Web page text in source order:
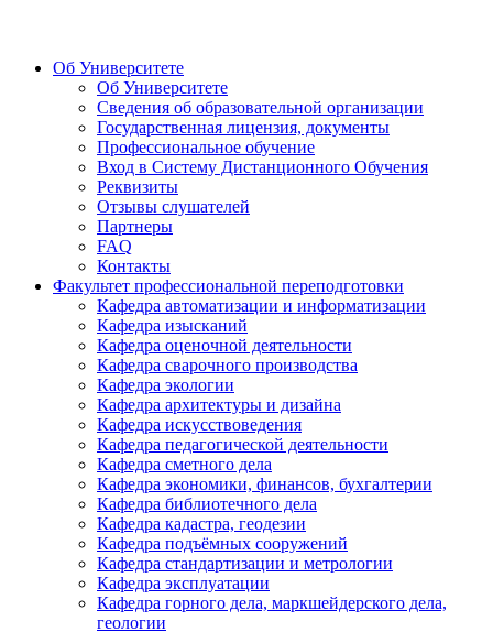
Об Университете
Об Университете
Сведения об образовательной организации
Государственная лицензия, документы
Профессиональное обучение
Вход в Систему Дистанционного Обучения
Реквизиты
Отзывы слушателей
Партнеры
FAQ
Контакты
Факультет профессиональной переподготовки
Кафедра автоматизации и информатизации
Кафедра изысканий
Кафедра оценочной деятельности
Кафедра сварочного производства
Кафедра экологии
Кафедра архитектуры и дизайна
Кафедра искусствоведения
Кафедра педагогической деятельности
Кафедра сметного дела
Кафедра экономики, финансов, бухгалтерии
Кафедра библиотечного дела
Кафедра кадастра, геодезии
Кафедра подъёмных сооружений
Кафедра стандартизации и метрологии
Кафедра эксплуатации
Кафедра горного дела, маркшейдерского дела,
геологии